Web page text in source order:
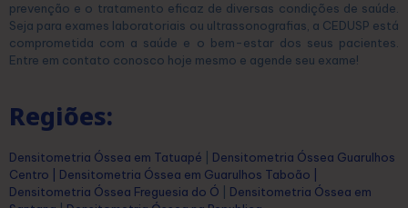
prevenção e o tratamento eficaz de diversas condições de saúde.
Seja para exames laboratoriais ou ultrassonografias, a CEDUSP está
comprometida com a saúde e o bem-estar dos seus pacientes.
Entre em contato conosco hoje mesmo e agende seu exame!
Regiões:
Densitometria Óssea em Tatuapé
Densitometria Óssea Guarulhos
Centro
Densitometria Óssea em Guarulhos Taboão
Densitometria Óssea Freguesia do Ó
Densitometria Óssea em